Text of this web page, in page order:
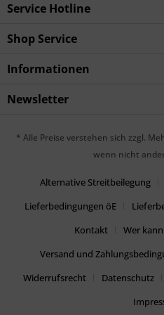
Service Hotline
Shop Service
Informationen
Newsletter
* Alle Preise verstehen sich zzgl.
wenn nicht
Alternative Streitbeilegung
Lieferbedingungen öE
Kontakt
Wer
Versand und
Widerrufsrecht
Datenschutz